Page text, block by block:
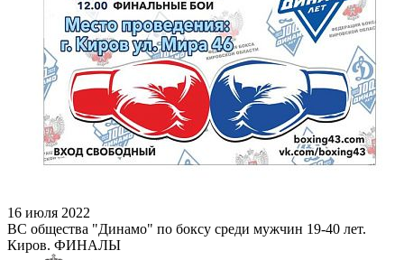
16 июля 2022
ВС общества "Динамо" по боксу среди мужчин 19-40 лет.
Киров. ФИНАЛЫ